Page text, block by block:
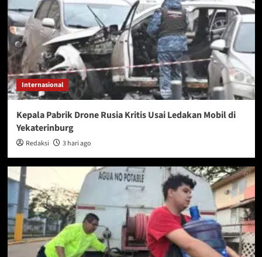
Internasional
Kepala Pabrik Drone Rusia Kritis Usai Ledakan Mobil di
Yekaterinburg
Redaksi 3 hari ago